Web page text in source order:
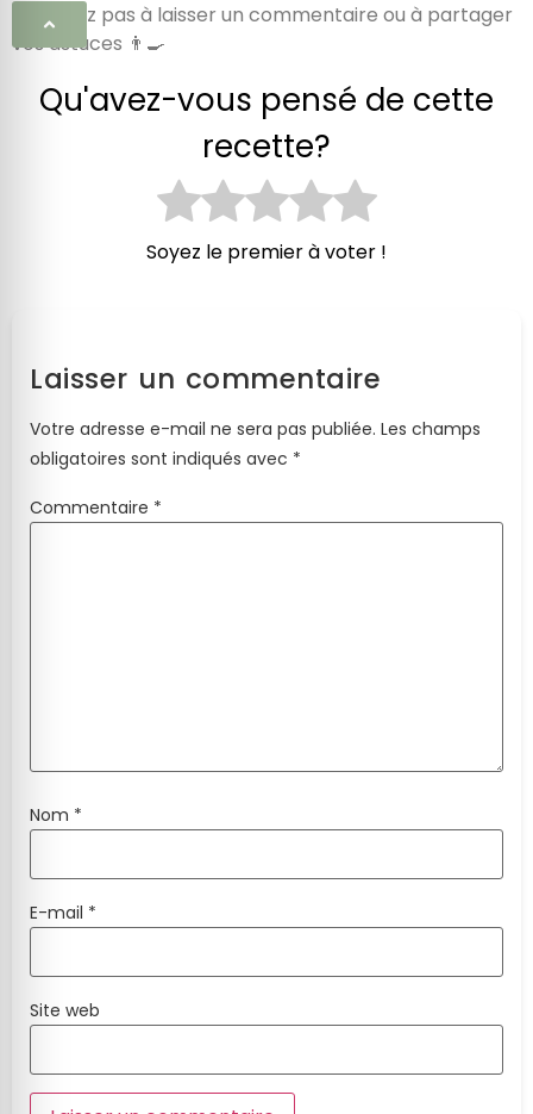
N’hésitez pas à laisser un commentaire ou à partager
vos astuces 👨‍🍳
Qu'avez-vous pensé de cette
recette?
Soyez le premier à voter !
Laisser un commentaire
Votre adresse e-mail ne sera pas publiée. Les champs
obligatoires sont indiqués avec *
Commentaire *
Nom *
E-mail *
Site web